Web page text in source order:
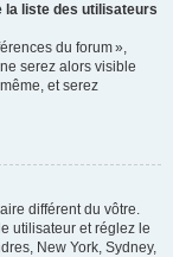
la liste des utilisateurs
du forum »,
serez alors visible
et serez
différent du vôtre.
utilisateur et réglez le
New York, Sydney,